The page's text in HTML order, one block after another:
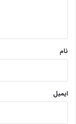
نام
ایمیل